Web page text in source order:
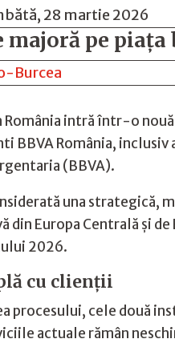
28 martie 2026
pe piața
Burcea
România intră într-o
BBVA România,
(BBVA).
una strategică,
din Europa Centrală și
2026.
cu clienții
procesului, cele două
actuale rămân